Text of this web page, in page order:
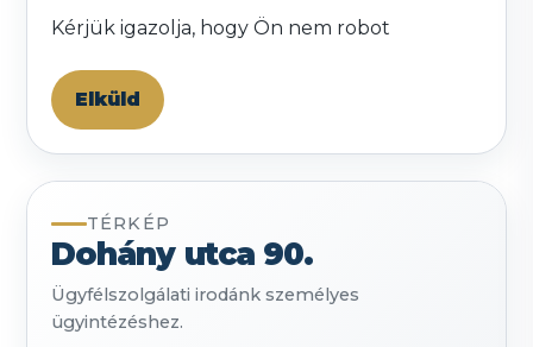
Kérjük igazolja, hogy Ön nem robot
TÉRKÉP
Dohány utca 90.
Ügyfélszolgálati irodánk személyes
ügyintézéshez.